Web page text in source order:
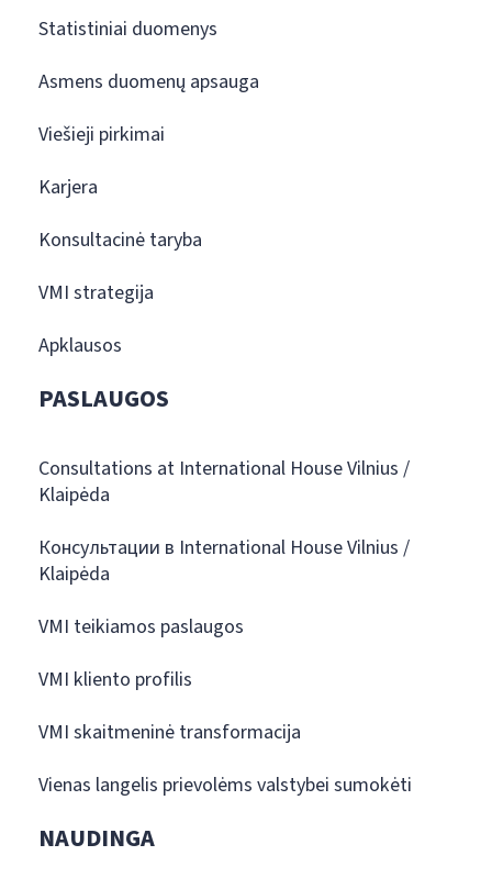
Statistiniai duomenys
Asmens duomenų apsauga
Viešieji pirkimai
Karjera
Konsultacinė taryba
VMI strategija
Apklausos
PASLAUGOS
Consultations at International House Vilnius /
Klaipėda
Консультации в International House Vilnius /
Klaipėda
VMI teikiamos paslaugos
VMI kliento profilis
VMI skaitmeninė transformacija
Vienas langelis prievolėms valstybei sumokėti
NAUDINGA